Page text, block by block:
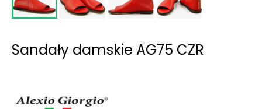
Sandały damskie AG75 CZR